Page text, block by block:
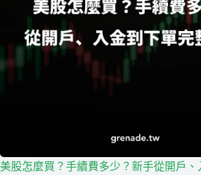
美股怎麼買？手續費多少？新手從開戶